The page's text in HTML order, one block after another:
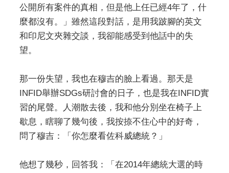
公開所有案件的真相，但是他上任已經4年了，什
麼都沒有。」雖然這段對話，是用我跛腳的英文
和印尼文夾雜交談，我卻能感受到他話中的失
望。
那一份失望，我也在穆吉的臉上看過。那天是
INFID舉辦SDGs研討會的日子，也是我在INFID實
習的尾聲。人潮散去後，我和他分別坐在椅子上
歇息，瞎聊了幾句後，我按捺不住心中的好奇，
問了穆吉：「你怎麼看佐科威總統？」
他想了幾秒，回答我：「在2014年總統大選的時